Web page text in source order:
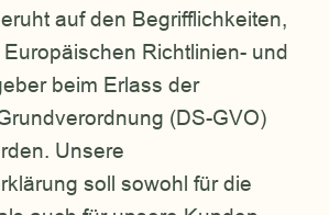
auf den Begrifflichkeiten,
Richtlinien- und
beim Erlass der
(DS-GVO)
Unsere
soll sowohl für die